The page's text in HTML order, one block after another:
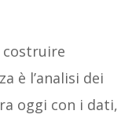
costruire
è l’analisi dei
oggi con i dati,